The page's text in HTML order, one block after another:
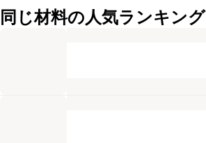
同じ材料の人気ランキング